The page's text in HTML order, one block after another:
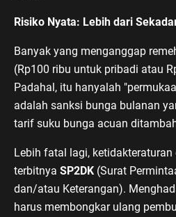
Risiko Nyata: Lebih dari
Banyak yang menganggap
(Rp100 ribu untuk pribadi atau
Padahal, itu hanyalah
adalah sanksi bunga bulanan
tarif suku bunga acuan
Lebih fatal lagi,
terbitnya SP2DK (Surat
dan/atau Keterangan).
harus membongkar ulang